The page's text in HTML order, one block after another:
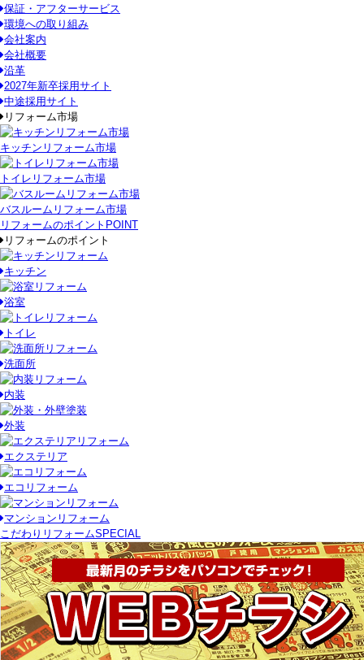
保証・アフターサービス
環境への取り組み
会社案内
会社概要
沿革
2027年新卒採用サイト
中途採用サイト
リフォーム市場
キッチンリフォーム市場
トイレリフォーム市場
バスルームリフォーム市場
リフォームのポイント POINT
リフォームのポイント
キッチン
浴室
トイレ
洗面所
内装
外装
エクステリア
エコリフォーム
マンションリフォーム
こだわりリフォームSPECIAL